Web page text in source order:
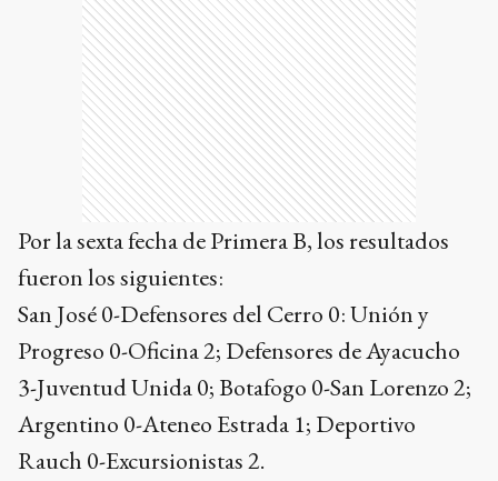
Por la sexta fecha de Primera B, los resultados
fueron los siguientes:
San José 0-Defensores del Cerro 0: Unión y
Progreso 0-Oficina 2; Defensores de Ayacucho
3-Juventud Unida 0; Botafogo 0-San Lorenzo 2;
Argentino 0-Ateneo Estrada 1; Deportivo
Rauch 0-Excursionistas 2.